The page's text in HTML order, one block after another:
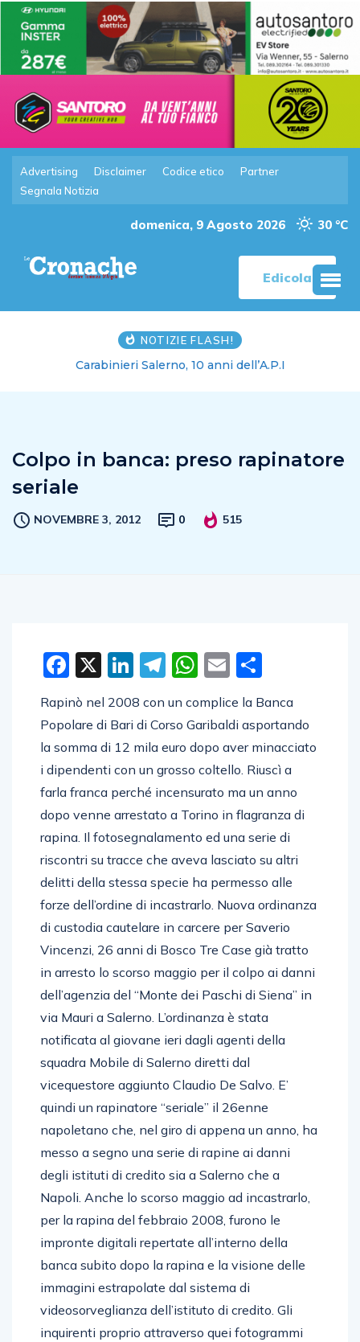
Advertising Disclaimer Codice etico
Partner
Segnala Notizia
domenica, 9 Agosto 2026 30 °C
Edicola
NOTIZIE FLASH!
Carabinieri Salerno, 10 anni dell’A.P.I
Colpo in banca: preso rapinatore
seriale
NOVEMBRE 3, 2012 0 515
Facebook
X LinkedIn
Telegram
WhatsApp
Email
Rapinò nel 2008 con un complice la Banca
Popolare di Bari di Corso Garibaldi asportando
la somma di 12 mila euro dopo aver minacciato
i dipendenti con un grosso coltello. Riuscì a
farla franca perché incensurato ma un anno
dopo venne arrestato a Torino in flagranza di
rapina. Il fotosegnalamento ed una serie di
riscontri su tracce che aveva lasciato su altri
delitti della stessa specie ha permesso alle
forze dell’ordine di incastrarlo. Nuova ordinanza
di custodia cautelare in carcere per Saverio
Vincenzi, 26 anni di Bosco Tre Case già tratto
in arresto lo scorso maggio per il colpo ai danni
dell’agenzia del “Monte dei Paschi di Siena” in
via Mauri a Salerno. L’ordinanza è stata
notificata al giovane ieri dagli agenti della
squadra Mobile di Salerno diretti dal
vicequestore aggiunto Claudio De Salvo. E’
quindi un rapinatore “seriale” il 26enne
napoletano che, nel giro di appena un anno, ha
messo a segno una serie di rapine ai danni
degli istituti di credito sia a Salerno che a
Napoli. Anche lo scorso maggio ad incastrarlo,
per la rapina del febbraio 2008, furono le
impronte digitali repertate all’interno della
banca subito dopo la rapina e la visione delle
immagini estrapolate dal sistema di
videosorveglianza dell’istituto di credito. Gli
inquirenti proprio attraverso quei fotogrammi